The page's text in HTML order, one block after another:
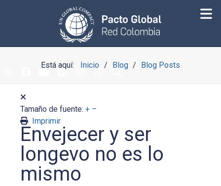
Está aquí: Inicio Blog Blog Posts
Tamaño de fuente: + –
Imprimir
Envejecer y ser
longevo no es lo
mismo